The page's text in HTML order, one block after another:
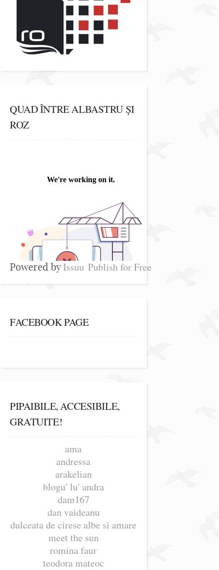
QUAD ÎNTRE ALBASTRU ȘI
ROZ
Powered byIssuu Publish for Free
FACEBOOK PAGE
PIPAIBILE, ACCESIBILE,
GRATUITE!
ama
andressa
arakelian
blogu' lu' andra
dam167
dan vaideanu
dulceata de cirese albe si amare
meet the sun
romina faur
teodora mateoc